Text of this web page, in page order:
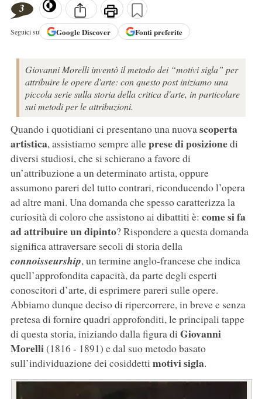
3
Seguici su GoogleDiscover Fonti preferite
Giovanni Morelli inventò il metodo dei “motivi sigla” per
attribuire le opere d'arte: con questo post iniziamo una
piccola serie sulla storia della critica d'arte, in particolare
sui metodi per le attribuzioni.
Quando i quotidiani ci presentano una nuovascoperta
artistica, assistiamo sempre alleprese di posizionedi
diversi studiosi, che si schierano a favore di
un’attribuzione a un determinato artista, oppure
assumono pareri del tutto contrari, riconducendo l’opera
ad altre mani. Una domanda che spesso caratterizza la
curiosità di coloro che assistono ai dibattiti è: come si fa
ad attribuire un dipinto? Rispondere a questa domanda
significa attraversare secoli di storia della
connoisseurship, un termine anglo-francese che indica
quell’approfondita capacità, da parte degli esperti
conoscitori d’arte, di esprimere pareri sulle opere.
Abbiamo dunque deciso di ripercorrere, in breve e senza
pretesa di fornire quadri approfonditi, le principali tappe
di questa storia, iniziando dalla figura di Giovanni
Morelli(1816 - 1891) e dal suo metodo basato
sull’individuazione dei cosiddetti motivi sigla.